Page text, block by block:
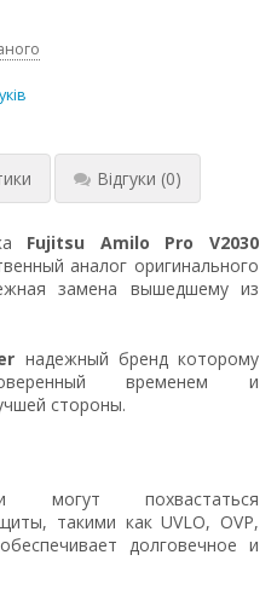
Відгуки (0)
Fujitsu Amilo Pro V2030
аналог оригинального
замена вышедшему из
надежный бренд которому
временем и
стороны.
могут похвастаться
такими как UVLO, OVP,
долговечное и